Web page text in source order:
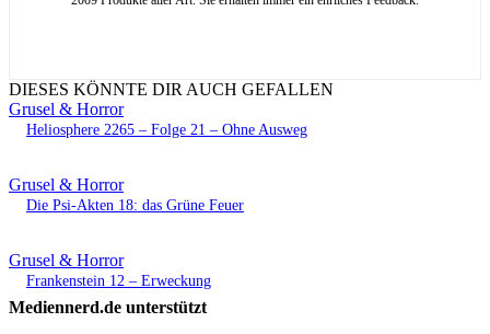
DIESES KÖNNTE DIR AUCH GEFALLEN
Grusel & Horror
Heliosphere 2265 – Folge 21 – Ohne Ausweg
Grusel & Horror
Die Psi-Akten 18: das Grüne Feuer
Grusel & Horror
Frankenstein 12 – Erweckung
Mediennerd.de unterstützt